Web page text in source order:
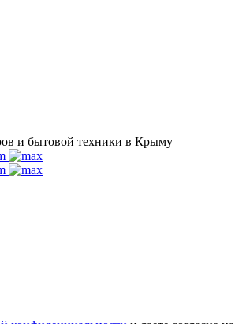
и бытовой техники в Крыму